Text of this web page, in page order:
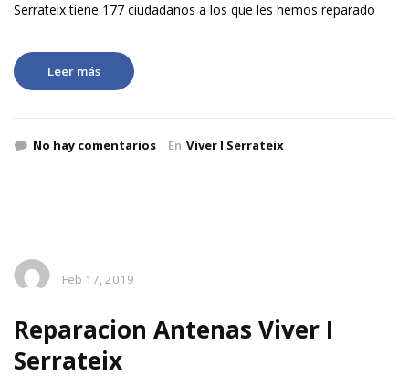
Serrateix tiene 177 ciudadanos a los que les hemos reparado
Leer más
No hay comentarios En Viver I Serrateix
Feb 17, 2019
Reparacion Antenas Viver I
Serrateix